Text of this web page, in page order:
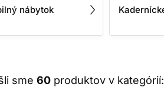
nábytok
sme 60 produktov v kategórií: